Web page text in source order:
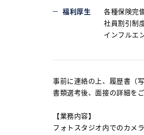
福利厚生
各種保険完
社員割引制
インフルエ
事前に連絡の上、履歴書（
書類選考後、面接の詳細をご
【業務内容】
フォトスタジオ内でのカメ